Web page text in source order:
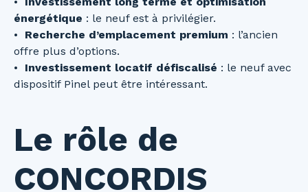
énergétique : le neuf est à privilégier.
Recherche d’emplacement premium : l’ancien
offre plus d’options.
Investissement locatif défiscalisé : le neuf avec
dispositif Pinel peut être intéressant.
Le rôle de
CONCORDIS